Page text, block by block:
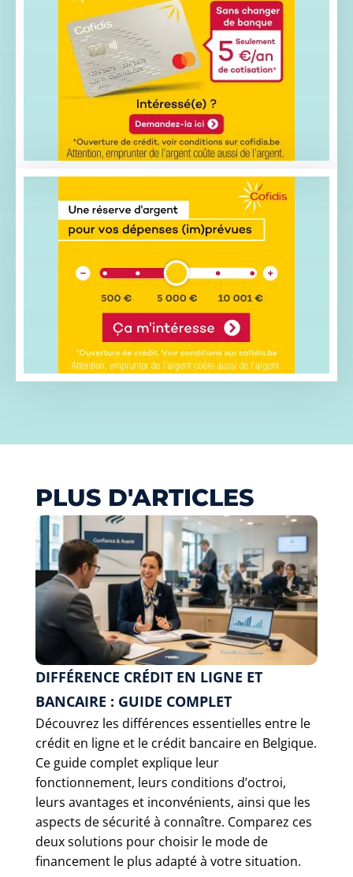
PLUS D'ARTICLES
DIFFÉRENCE CRÉDIT EN LIGNE ET
BANCAIRE : GUIDE COMPLET
Découvrez les différences essentielles entre le
crédit en ligne et le crédit bancaire en Belgique.
Ce guide complet explique leur
fonctionnement, leurs conditions d’octroi,
leurs avantages et inconvénients, ainsi que les
aspects de sécurité à connaître. Comparez ces
deux solutions pour choisir le mode de
financement le plus adapté à votre situation.